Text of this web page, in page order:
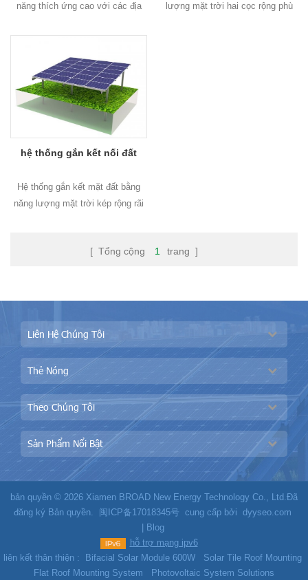
năng thích ứng cao với các địa
Và đó là Tính linh hoạt cao giúp
cài đặt dễ dàng và nhanh hơn và
gắn năng lượng mặt trời khác
Giải pháp.
lượng mặt trời hai cọc rộng phù
hệ thống gắn kết nối đất
Hệ thống gắn kết mặt đất bằng
năng lượng mặt trời kép rộng rãi
tính toán nghiêm ngặt. nó có thể
[ Tổng cộng 1 trang ]
Liên Hệ Chúng Tôi
Thẻ Nóng
Theo Chúng Tôi
Sản Phẩm Nổi Bật
bản quyền © 2026 Xiamen BROAD New Energy Technology Co., Ltd.Đã
đăng ký Bản quyền.
闽ICP备17018345号 cung cấp bởi dyyseo.com
Blog
hỗ trợ mạng ipv6
liên kết thân thiện :
Bifacial Solar Module 600W
Solar Tile Roof Mounting
Flat Roof Mounting System
Photovoltaic System Solutions